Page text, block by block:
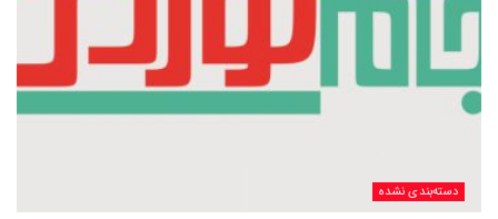
دسته‌بندی نشده